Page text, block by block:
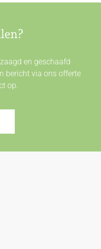
en geschaafd
bericht via ons offerte
op.